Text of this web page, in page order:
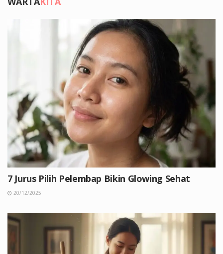
7 Jurus Pilih Pelembap Bikin Glowing Sehat
20/12/2025